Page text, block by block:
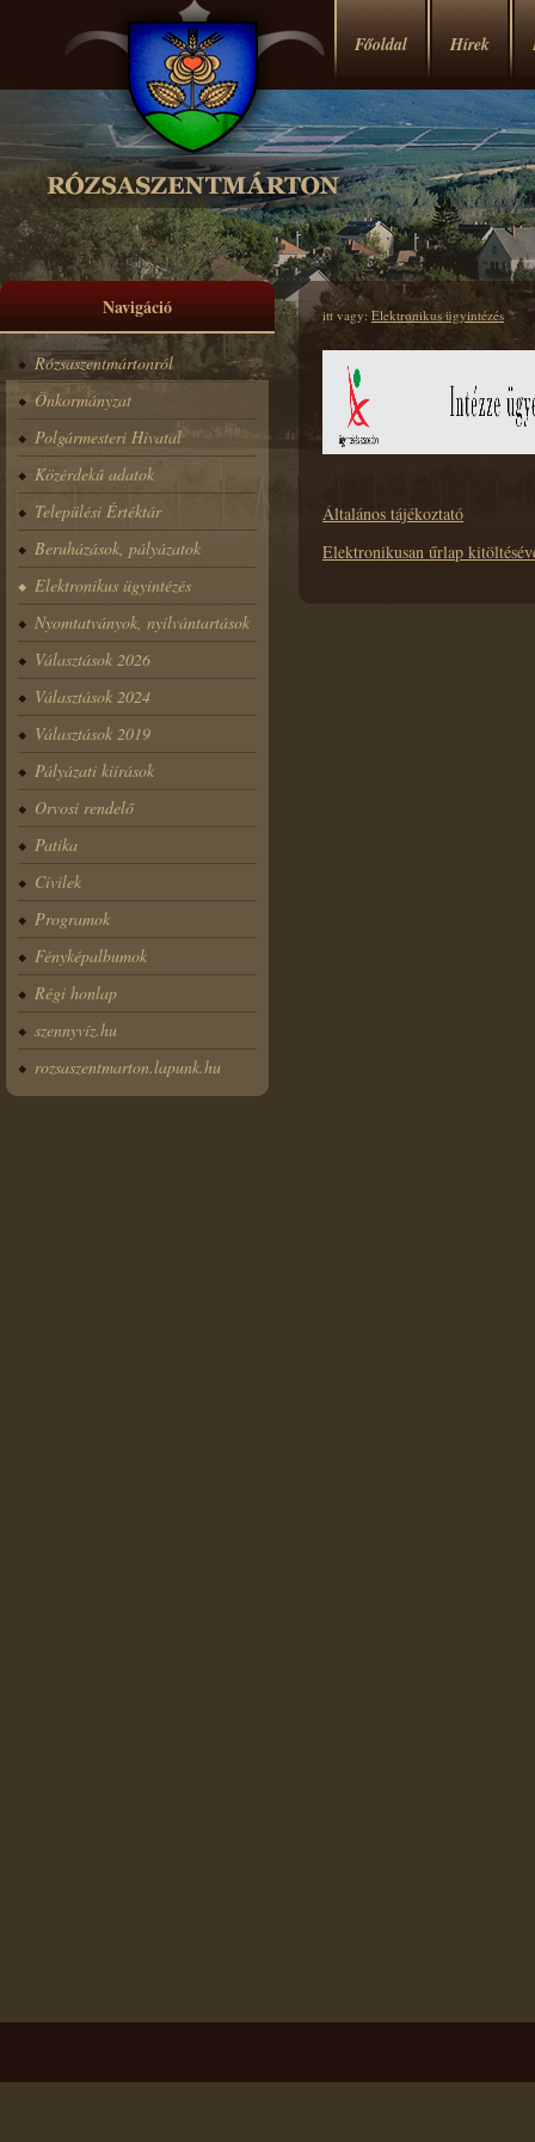
Főoldal Hírek
Navigáció
Rózsaszentmártonról
Önkormányzat
Polgármesteri Hivatal
Közérdekű adatok
Települési Értéktár
Beruházások, pályázatok
Elektronikus ügyintézés
Nyomtatványok, nyilvántartások
Választások 2026
Választások 2024
Választások 2019
Pályázati kiírások
Orvosi rendelő
Patika
Civilek
Programok
Fényképalbumok
Régi honlap
szennyvíz.hu
rozsaszentmarton.lapunk.hu
itt vagy: Elektronikus ügyintézés
Általános tájékoztató
Elektronikusan űrlap